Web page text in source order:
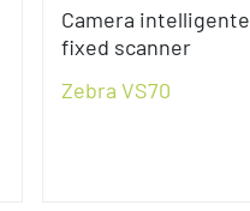
Camera intelligente
fixed scanner
Zebra VS70